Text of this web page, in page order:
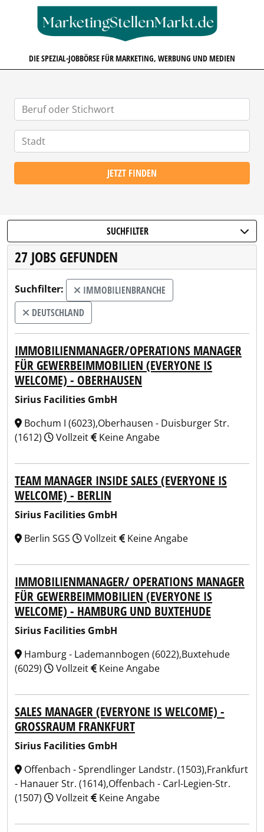
DIE SPEZIAL-JOBBÖRSE FÜR MARKETING, WERBUNG UND MEDIEN
JETZT FINDEN
SUCHFILTER
27 JOBS GEFUNDEN
Suchfilter:
IMMOBILIENBRANCHE
DEUTSCHLAND
IMMOBILIENMANAGER/OPERATIONS MANAGER
FÜR GEWERBEIMMOBILIEN (EVERYONE IS
WELCOME) - OBERHAUSEN
Sirius Facilities GmbH
Bochum I (6023),Oberhausen - Duisburger Str.
(1612)
Vollzeit Keine Angabe
TEAM MANAGER INSIDE SALES (EVERYONE IS
WELCOME) - BERLIN
Sirius Facilities GmbH
Berlin SGS
Vollzeit Keine Angabe
IMMOBILIENMANAGER/ OPERATIONS MANAGER
FÜR GEWERBEIMMOBILIEN (EVERYONE IS
WELCOME) - HAMBURG UND BUXTEHUDE
Sirius Facilities GmbH
Hamburg - Lademannbogen (6022),Buxtehude
(6029)
Vollzeit Keine Angabe
SALES MANAGER (EVERYONE IS WELCOME) -
GROSSRAUM FRANKFURT
Sirius Facilities GmbH
Offenbach - Sprendlinger Landstr. (1503),Frankfurt
- Hanauer Str. (1614),Offenbach - Carl-Legien-Str.
(1507)
Vollzeit Keine Angabe